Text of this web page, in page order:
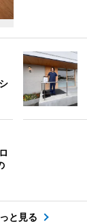
と見る